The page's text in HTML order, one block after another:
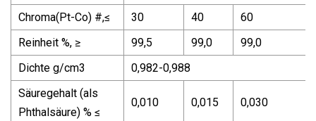
Chroma(Pt-Co) #,≤
30 40
60
Reinheit %, ≥
99,5 99,0
99,0
Dichte g/cm3
0,982-0,988
Säuregehalt (als
Phthalsäure) % ​​≤
0,010 0,015 0,030